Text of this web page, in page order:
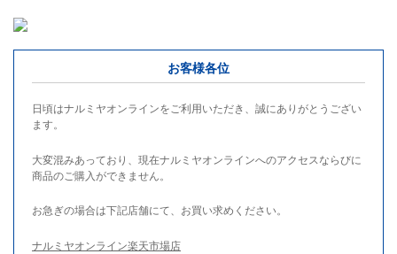
お客様各位
日頃はナルミヤオンラインをご利用いただき、誠にありがとうござい
ます。
大変混みあっており、現在ナルミヤオンラインへのアクセスならびに
商品のご購入ができません。
お急ぎの場合は下記店舗にて、お買い求めください。
ナルミヤオンライン楽天市場店